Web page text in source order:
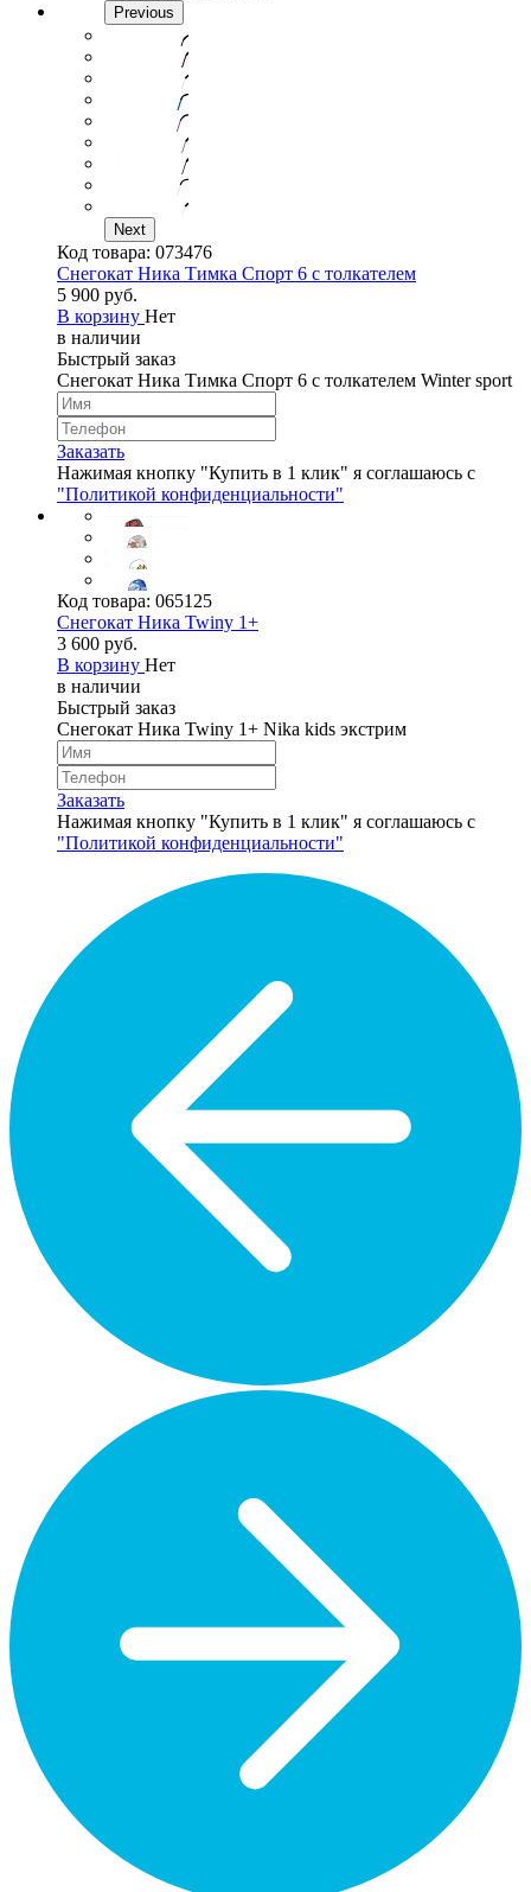
Previous
Next
Код товара: 073476
Снегокат Ника Тимка Спорт 6 с толкателем
5 900 руб.
В корзину Нет
в наличии
Быстрый заказ
Снегокат Ника Тимка Спорт 6 с толкателем Winter sport
Заказать
Нажимая кнопку "Купить в 1 клик" я соглашаюсь с
"Политикой конфиденциальности"
Код товара: 065125
Снегокат Ника Twiny 1+
3 600 руб.
В корзину Нет
в наличии
Быстрый заказ
Снегокат Ника Twiny 1+ Nika kids экстрим
Заказать
Нажимая кнопку "Купить в 1 клик" я соглашаюсь с
"Политикой конфиденциальности"